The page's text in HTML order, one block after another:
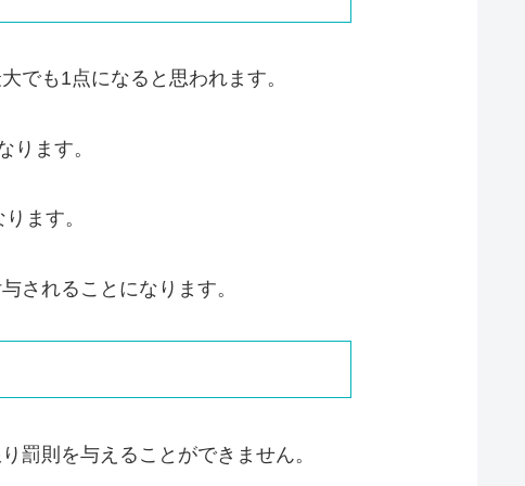
でも1点になると思われます。
ります。
ります。
されることになります。
罰則を与えることができません。